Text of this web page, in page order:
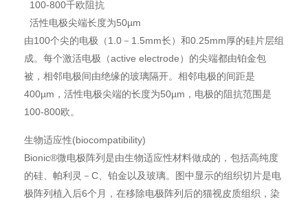
100-800千欧阻抗
活性电极尖端长度为50µm
由100个尖的电极（1.0－1.5mm长）和0.25mm厚的硅片层组
成。每个激活电极（active electrode）的尖端都由铂金包
被，相邻电极间由绝缘的玻璃隔开。相邻电极的间距是
400µm，活性电极尖端的长度为50µm，电极的阻抗范围是
100-800欧。
生物适应性(biocompatibility)
Bionic®微电极阵列是由生物适应性材料做成的，包括高纯度
的硅、帕利灵－C、铂金以及玻璃。图中显示的组织切片是电
极阵列植入后6个月，在移除电极阵列后的猫视皮质组织，染